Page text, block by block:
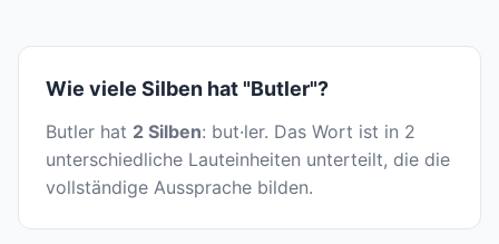
Wie viele Silben hat "Butler"?
Butler hat 2 Silben: but·ler. Das Wort ist in 2
unterschiedliche Lauteinheiten unterteilt, die die
vollständige Aussprache bilden.